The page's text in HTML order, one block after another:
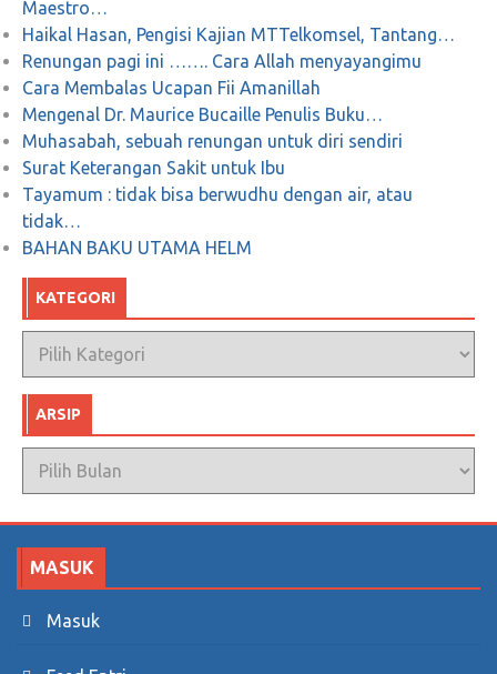
Maestro…
Haikal Hasan, Pengisi Kajian MTTelkomsel, Tantang…
Renungan pagi ini ……. Cara Allah menyayangimu
Cara Membalas Ucapan Fii Amanillah
Mengenal Dr. Maurice Bucaille Penulis Buku…
Muhasabah, sebuah renungan untuk diri sendiri
Surat Keterangan Sakit untuk Ibu
Tayamum : tidak bisa berwudhu dengan air, atau
tidak…
BAHAN BAKU UTAMA HELM
KATEGORI
Kategori
ARSIP
Arsip
MASUK
Masuk